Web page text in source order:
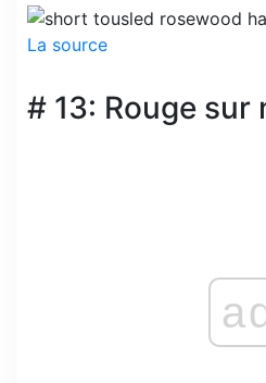
La source
# 13: Rouge sur